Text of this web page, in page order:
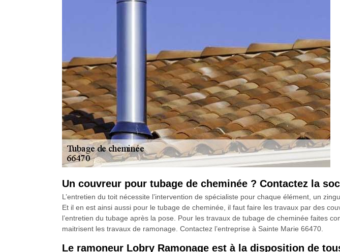
Un couvreur pour tubage de cheminée ? Contactez la
L’entretien du toit nécessite l’intervention de spécialiste pour chaque élément, un
Et il en est ainsi aussi pour le tubage de cheminée, il faut faire les travaux par des
l’entretien du tubage après la pose. Pour les travaux de tubage de cheminée faites
maitrisent les travaux de ramonage. Contactez l’entreprise à Sainte Marie 66470.
Le ramoneur Lobry Ramonage est à la disposition de